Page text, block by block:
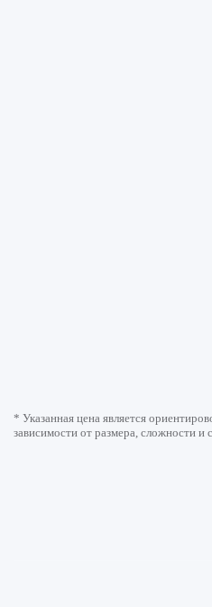
* Указанная цена является
зависимости от размера, сложности и